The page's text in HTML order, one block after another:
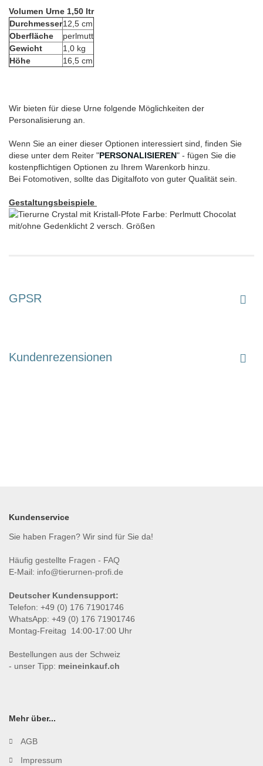
Volumen Urne 1,50 ltr
Durchmesser12,5 cm
Oberfläche
perlmutt
Gewicht
1,0 kg
Höhe
16,5 cm
Wir bieten für diese Urne folgende Möglichkeiten der
Personalisierung an.
Wenn Sie an einer dieser Optionen interessiert sind, finden Sie
diese unter dem Reiter "PERSONALISIEREN" - fügen Sie die
kostenpflichtigen Optionen zu Ihrem Warenkorb hinzu.
Bei Fotomotiven, sollte das Digitalfoto von guter Qualität sein.
Gestaltungsbeispiele
GPSR
Kundenrezensionen
Kundenservice
Sie haben Fragen? Wir sind für Sie da!
Häufig gestellte Fragen - FAQ
E-Mail: info@tierurnen-profi.de
Deutscher Kundensupport:
Telefon: +49 (0) 176 71901746
WhatsApp: +49 (0) 176 71901746
Montag-Freitag 14:00-17:00 Uhr
Bestellungen aus der Schweiz
- unser Tipp: meineinkauf.ch
Mehr über...
AGB
Impressum